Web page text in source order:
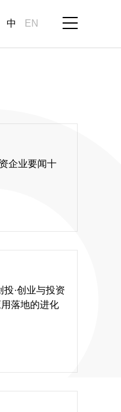
中 EN
企业要闻十
投·创业与投资
落地的进化